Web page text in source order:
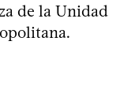
de la Unidad